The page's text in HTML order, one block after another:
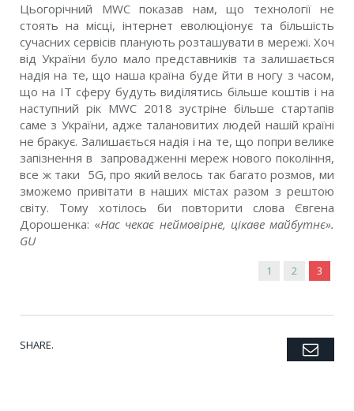
Цьогорічний MWC показав нам, що технології не
стоять на місці, інтернет еволюціонує та більшість
сучасних сервісів планують розташувати в мережі. Хоч
від України було мало представників та залишається
надія на те, що наша країна буде йти в ногу з часом,
що на ІТ сферу будуть виділятись більше коштів і на
наступний рік MWC 2018 зустріне більше стартапів
саме з України, адже талановитих людей нашій країні
не бракує. Залишається надія і на те, що попри велике
запізнення в запровадженні мереж нового покоління,
все ж таки 5G, про який велось так багато розмов, ми
зможемо привітати в наших містах разом з рештою
світу. Тому хотілось би повторити слова Євгена
Дорошенка: «Нас чекає неймовірне, цікаве майбутнє».
GU
1 2 3
SHARE. Twitter
Facebook
Google+
Pinterest
LinkedIn
Tumblr